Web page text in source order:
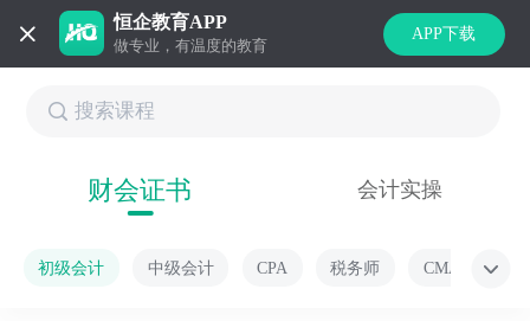
恒企教育APP
做专业，有温度的教育
APP下载
财会证书 会计实操
初级会计 中级会计 CPA 税务师 CMA